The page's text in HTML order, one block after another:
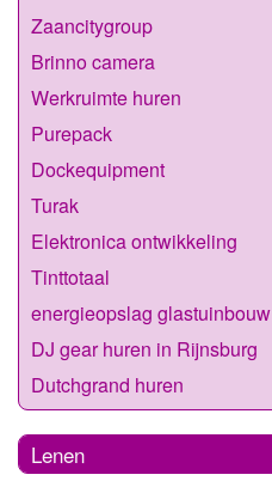
Zaancitygroup
Brinno camera
Werkruimte huren
Purepack
Dockequipment
Turak
Elektronica ontwikkeling
Tinttotaal
energieopslag glastuinbouw
DJ gear huren in Rijnsburg
Dutchgrand huren
Lenen